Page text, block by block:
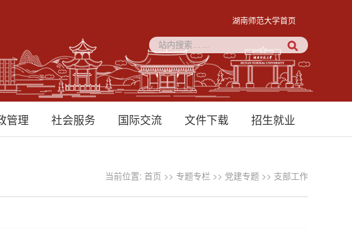
湖南师范大学首页
管理 社会服务 国际交流 文件下载 招生就业
当前位置: 首页 >> 专题专栏 >> 党建专题 >> 支部工作